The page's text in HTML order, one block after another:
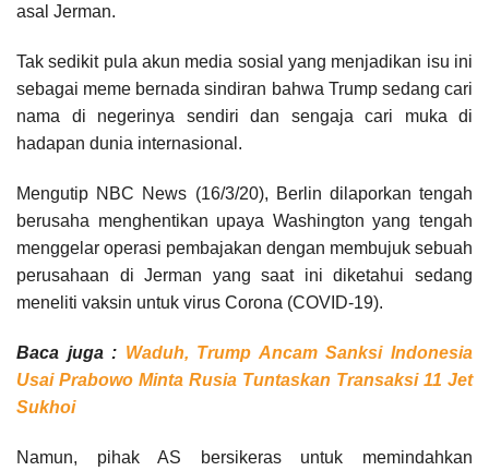
asal Jerman.
Tak sedikit pula akun media sosial yang menjadikan isu ini
sebagai meme bernada sindiran bahwa Trump sedang cari
nama di negerinya sendiri dan sengaja cari muka di
hadapan dunia internasional.
Mengutip NBC News (16/3/20), Berlin dilaporkan tengah
berusaha menghentikan upaya Washington yang tengah
menggelar operasi pembajakan dengan membujuk sebuah
perusahaan di Jerman yang saat ini diketahui sedang
meneliti vaksin untuk virus Corona (COVID-19).
Baca juga : Waduh, Trump Ancam Sanksi Indonesia
Usai Prabowo Minta Rusia Tuntaskan Transaksi 11 Jet
Sukhoi
Namun, pihak AS bersikeras untuk memindahkan